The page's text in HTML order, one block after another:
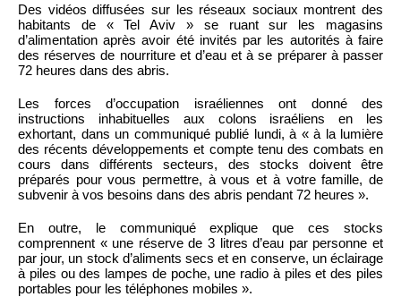
Des vidéos diffusées sur les réseaux sociaux montrent des
habitants de « Tel Aviv » se ruant sur les magasins
d’alimentation après avoir été invités par les autorités à faire
des réserves de nourriture et d’eau et à se préparer à passer
72 heures dans des abris.
Les forces d’occupation israéliennes ont donné des
instructions inhabituelles aux colons israéliens en les
exhortant, dans un communiqué publié lundi, à « à la lumière
des récents développements et compte tenu des combats en
cours dans différents secteurs, des stocks doivent être
préparés pour vous permettre, à vous et à votre famille, de
subvenir à vos besoins dans des abris pendant 72 heures ».
En outre, le communiqué explique que ces stocks
comprennent « une réserve de 3 litres d’eau par personne et
par jour, un stock d’aliments secs et en conserve, un éclairage
à piles ou des lampes de poche, une radio à piles et des piles
portables pour les téléphones mobiles ».